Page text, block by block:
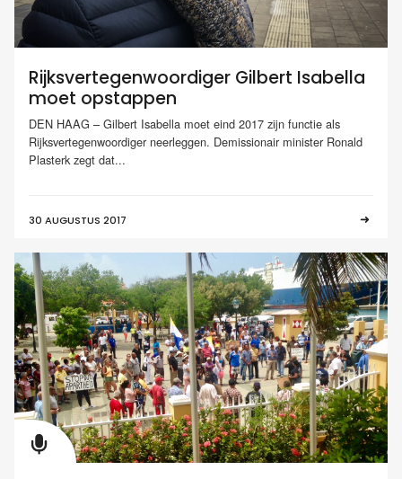
Rijksvertegenwoordiger Gilbert Isabella
moet opstappen
DEN HAAG – Gilbert Isabella moet eind 2017 zijn functie als
Rijksvertegenwoordiger neerleggen. Demissionair minister Ronald
Plasterk zegt dat...
30 AUGUSTUS 2017